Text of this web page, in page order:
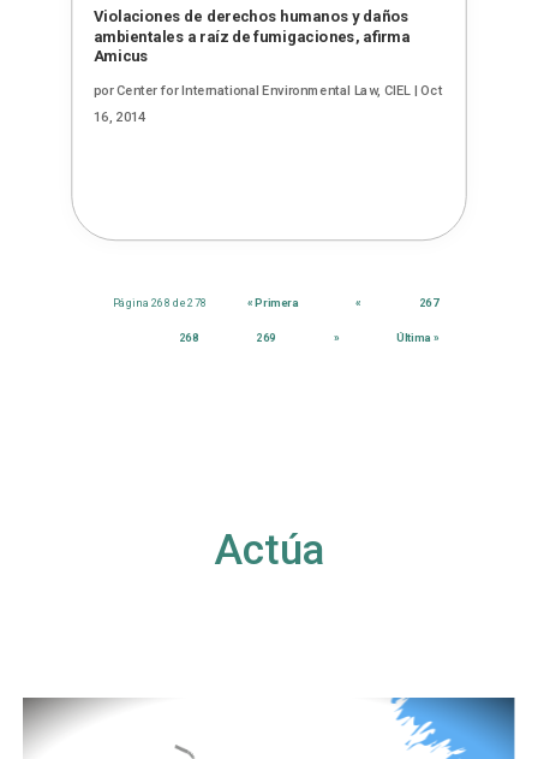
Violaciones de derechos humanos y daños
ambientales a raíz de fumigaciones, afirma
Amicus
porCenter for International Environmental Law, CIEL | Oct
16, 2014
Página 268 de 278 « Primera « 267
268 269 » Última »
Actúa